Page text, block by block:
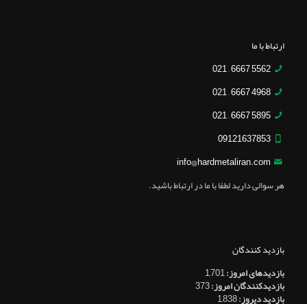
ارتباط با ما
5562 6667 – 021
4968 6667 – 021
5895 6667 – 021
09121637853
info@hardmetaliran.com
هر سوالی دارید لطفا با ما در ارتباط باشید.
بازدید کنندگان
بازدیدهای امروز:1,701
بازدیدکنندگان امروز:373
بازدید دیروز:1,838